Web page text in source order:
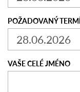
POŽADOVANÝ
VAŠE CELÉ JMÉNO